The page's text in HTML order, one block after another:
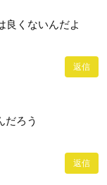
良くないんだよ
返信
だろう
返信